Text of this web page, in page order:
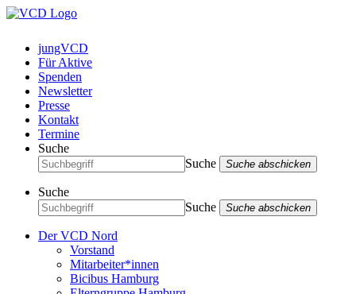
jungVCD
Für Aktive
Spenden
Newsletter
Presse
Kontakt
Termine
Suche
Suche
Suche abschicken
Suche
Suche
Suche abschicken
Der VCD Nord
Vorstand
Mitarbeiter*innen
Bicibus Hamburg